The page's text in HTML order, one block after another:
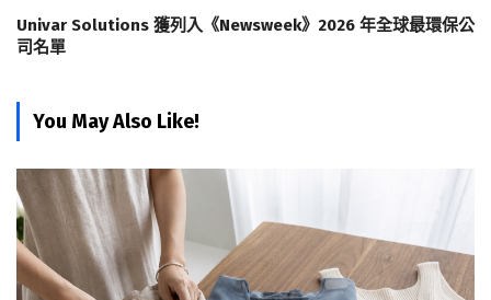
Univar Solutions 獲列入《Newsweek》2026 年全球最環保公
司名單
You May Also Like!